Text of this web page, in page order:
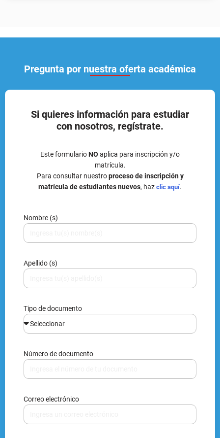
Pregunta por nuestra oferta académica
Si quieres información para estudiar
con nosotros, regístrate.
Este formularioNO aplica para inscripción y/o
matrícula.
Para consultar nuestroproceso de inscripción y
matrícula de estudiantes nuevos, haz clic aquí.
Nombre (s)
Apellido (s)
Tipo de documento
Número de documento
Correo electrónico